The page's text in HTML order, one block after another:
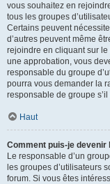
vous souhaitez en
tous les groupes
Certains peuvent
d’autres peuvent même
rejoindre en cliquant sur
une approbation, vous
responsable du groupe
pourra vous demander la
responsable de groupe
Haut
Comment puis-je devenir
Le responsable d’un
les groupes d’utilisateurs
forum. Si vous êtes